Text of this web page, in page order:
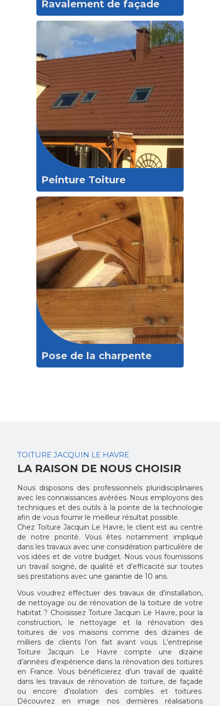
Ravalement de façade
Peinture Toiture
Pose de la charpente
TOITURE JACQUIN LE HAVRE
LA RAISON DE NOUS CHOISIR
Nous disposons des professionnels pluridisciplinaires
avec les connaissances avérées. Nous employons des
techniques et des outils à la pointe de la technologie
afin de vous fournir le meilleur résultat possible.
Chez Toiture Jacquin Le Havre, le client est au centre
de notre priorité. Vous êtes notamment impliqué
dans les travaux avec une considération particulière de
vos idées et de votre budget. Nous vous fournissons
un travail soigné, de qualité et d’efficacité sur toutes
ses prestations avec une garantie de 10 ans.
Vous voudrez effectuer des travaux de d’installation,
de nettoyage ou de rénovation de la toiture de votre
habitat ? Choisissez Toiture Jacquin Le Havre, pour la
construction, le nettoyage et la rénovation des
toitures de vos maisons comme des dizaines de
milliers de clients l’on fait avant vous. L’entreprise
Toiture Jacquin Le Havre compte une dizaine
d’années d’expérience dans la rénovation des toitures
en France. Vous bénéficierez d’un travail de qualité
dans les travaux de rénovation de toiture, de façade
ou encore d’isolation des combles et toitures.
Découvrez en image nos dernières réalisations